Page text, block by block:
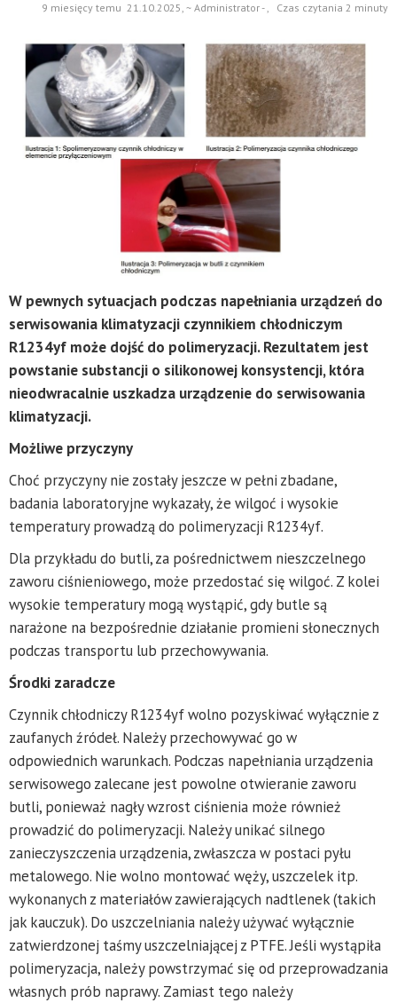
9 miesięcy temu 21.10.2025, ~ Administrator - , Czas czytania 2 minuty
W pewnych sytuacjach podczas napełniania urządzeń do
serwisowania klimatyzacji czynnikiem chłodniczym
R1234yf może dojść do polimeryzacji. Rezultatem jest
powstanie substancji o silikonowej konsystencji, która
nieodwracalnie uszkadza urządzenie do serwisowania
klimatyzacji.
Możliwe przyczyny
Choć przyczyny nie zostały jeszcze w pełni zbadane,
badania laboratoryjne wykazały, że wilgoć i wysokie
temperatury prowadzą do polimeryzacji R1234yf.
Dla przykładu do butli, za pośrednictwem nieszczelnego
zaworu ciśnieniowego, może przedostać się wilgoć. Z kolei
wysokie temperatury mogą wystąpić, gdy butle są
narażone na bezpośrednie działanie promieni słonecznych
podczas transportu lub przechowywania.
Środki zaradcze
Czynnik chłodniczy R1234yf wolno pozyskiwać wyłącznie z
zaufanych źródeł. Należy przechowywać go w
odpowiednich warunkach. Podczas napełniania urządzenia
serwisowego zalecane jest powolne otwieranie zaworu
butli, ponieważ nagły wzrost ciśnienia może również
prowadzić do polimeryzacji. Należy unikać silnego
zanieczyszczenia urządzenia, zwłaszcza w postaci pyłu
metalowego. Nie wolno montować węży, uszczelek itp.
wykonanych z materiałów zawierających nadtlenek (takich
jak kauczuk). Do uszczelniania należy używać wyłącznie
zatwierdzonej taśmy uszczelniającej z PTFE. Jeśli wystąpiła
polimeryzacja, należy powstrzymać się od przeprowadzania
własnych prób naprawy. Zamiast tego należy